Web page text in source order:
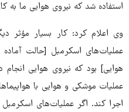
استفاده شد که نیروی هوایی ما به
وی اعلام کرد: کار بسیار مؤثر
عملیات‌های اسکرمبل [حالت
هوایی] بود که نیروی هوایی
عملیات موشکی و هوایی با
اجرا کند. اگر عملیات‌های اسکرمبل